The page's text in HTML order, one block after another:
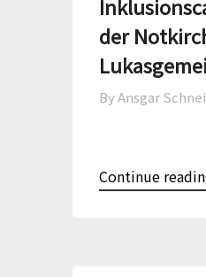
der
By Ansgar
Continue